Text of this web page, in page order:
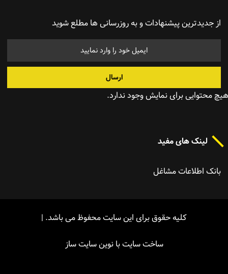
از جدیدترین پیشنهادات و به روزرسانی ها مطلع شوید
ارسال
هیچ محتوایی برای نمایش وجود ندارد.
لینک های مفید
بانک اطلاعات مشاغل
کلیه حقوق برای این سایت محفوظ می باشد. |
ساخت سایتبا نوینسایت ساز